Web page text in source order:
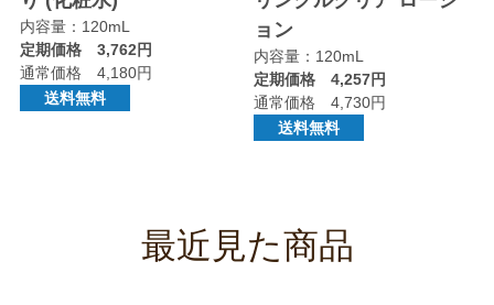
内容量：120mL
定期価格 3,762円
通常価格 4,180円
送料無料
ョン
内容量：120mL
定期価格 4,257円
通常価格 4,730円
送料無料
最近見た商品